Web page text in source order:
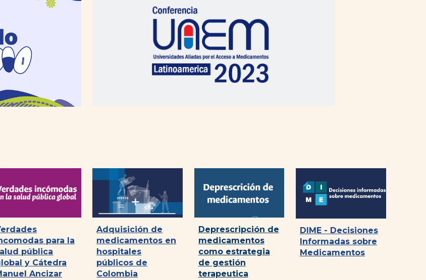
para la
pública
y Cátedra
Ancizar
Adquisición de
medicamentos en
hospitales
públicos de
Colombia
Deprescripción de
medicamentos
como estrategia
de gestión
terapeutica
DIME - Decisiones
Informadas sobre
Medicamentos